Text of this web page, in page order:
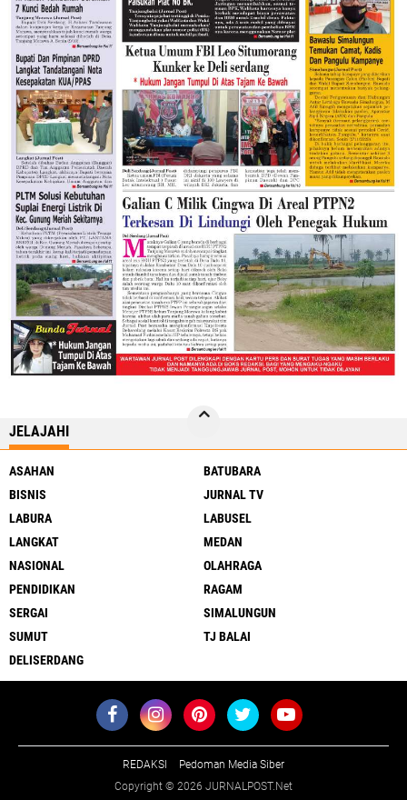
JELAJAHI
ASAHAN
BATUBARA
BISNIS
JURNAL TV
LABURA
LABUSEL
LANGKAT
MEDAN
NASIONAL
OLAHRAGA
PENDIDIKAN
RAGAM
SERGAI
SIMALUNGUN
SUMUT
TJ BALAI
DELISERDANG
REDAKSI
Pedoman Media Siber
Copyright © 2026 JURNALPOST.Net